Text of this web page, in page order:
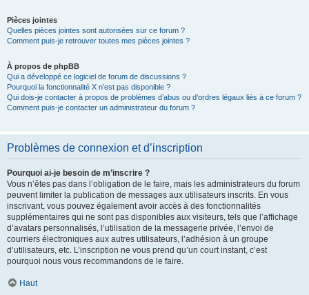
Pièces jointes
Quelles pièces jointes sont autorisées sur ce forum ?
Comment puis-je retrouver toutes mes pièces jointes ?
À propos de phpBB
Qui a développé ce logiciel de forum de discussions ?
Pourquoi la fonctionnalité X n’est pas disponible ?
Qui dois-je contacter à propos de problèmes d’abus ou d’ordres légaux liés à ce forum ?
Comment puis-je contacter un administrateur du forum ?
Problèmes de connexion et d’inscription
Pourquoi ai-je besoin de m’inscrire ?
Vous n’êtes pas dans l’obligation de le faire, mais les administrateurs du forum
peuvent limiter la publication de messages aux utilisateurs inscrits. En vous
inscrivant, vous pouvez également avoir accès à des fonctionnalités
supplémentaires qui ne sont pas disponibles aux visiteurs, tels que l’affichage
d’avatars personnalisés, l’utilisation de la messagerie privée, l’envoi de
courriers électroniques aux autres utilisateurs, l’adhésion à un groupe
d’utilisateurs, etc. L’inscription ne vous prend qu’un court instant, c’est
pourquoi nous vous recommandons de le faire.
Haut